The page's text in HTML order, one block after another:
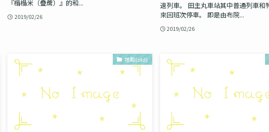
『榻榻米（疊蓆）』的和...
2019/02/26
速列車。 田主丸車站其中普通列車和
來回班次停車。 即是由布院...
2019/02/26
地點(old)